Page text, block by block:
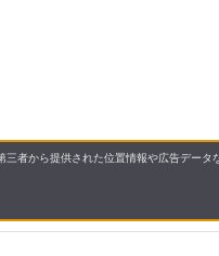
者から提供された位置情報や広告デー